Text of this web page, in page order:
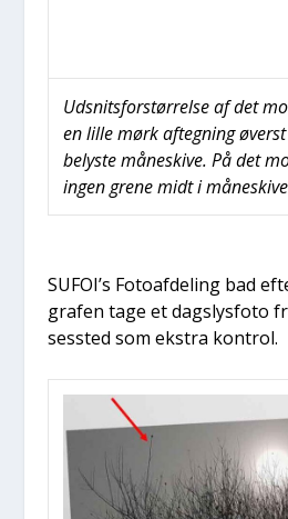
Udsnits­for­stør­rel­se af det
en lil­le mørk afteg­ning
be­ly­ste måneski­ve. På det
ingen gre­ne midt i
SUFOI’s Foto­af­de­ling bad
gra­fen tage et dags­lys­fo­to
ses­sted som ekstra kon­trol.